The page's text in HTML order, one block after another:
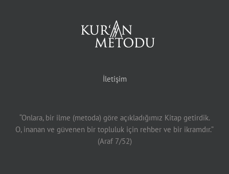
İletişim
“Onlara, bir ilme (metoda) göre açıkladığımız Kitap getirdik.
O, inanan ve güvenen bir topluluk için rehber ve bir ikramdır.”
(Araf 7/52)